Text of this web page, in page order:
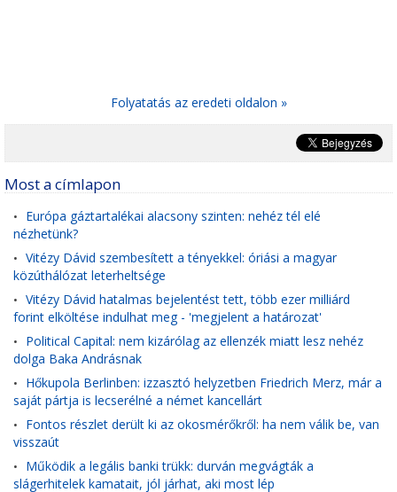
Folyatatás az eredeti oldalon »
Most a címlapon
• Európa gáztartalékai alacsony szinten: nehéz tél elé
nézhetünk?
• Vitézy Dávid szembesített a tényekkel: óriási a magyar
közúthálózat leterheltsége
• Vitézy Dávid hatalmas bejelentést tett, több ezer milliárd
forint elköltése indulhat meg - 'megjelent a határozat'
• Political Capital: nem kizárólag az ellenzék miatt lesz nehéz
dolga Baka Andrásnak
• Hőkupola Berlinben: izzasztó helyzetben Friedrich Merz, már a
saját pártja is lecserélné a német kancellárt
• Fontos részlet derült ki az okosmérőkről: ha nem válik be, van
visszaút
• Működik a legális banki trükk: durván megvágták a
slágerhitelek kamatait, jól járhat, aki most lép